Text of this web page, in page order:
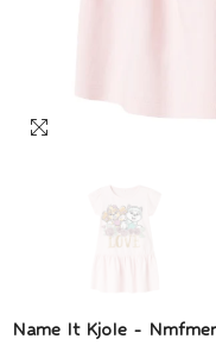
Name It Kjole -